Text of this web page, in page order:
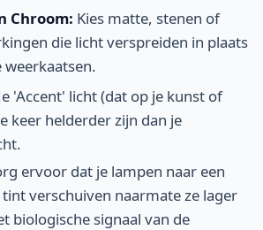
Chroom: Kies matte, stenen of
die licht verspreiden in plaats
'Accent' licht (dat op je kunst of
keer helderder zijn dan je
ervoor dat je lampen naar een
verschuiven naarmate ze lager
biologische signaal van de